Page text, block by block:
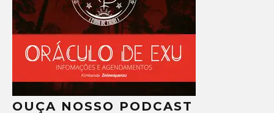
OUÇA NOSSO PODCAST